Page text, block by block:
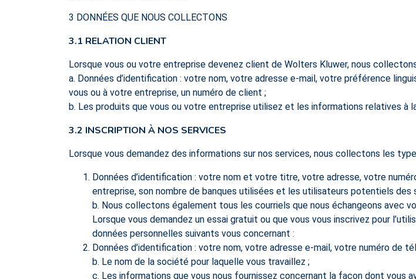
3 DONNÉES QUE NOUS COLLECTONS
3.1 RELATION CLIENT
Lorsque vous ou votre entreprise devenez client de Wolters Kluwer, nous
a. Données d’identification : votre nom, votre adresse e-mail, votre préférence
vous ou à votre entreprise, un numéro de client ;
b. Les produits que vous ou votre entreprise utilisez et les informations relatives à
3.2 INSCRIPTION À NOS SERVICES
Lorsque vous demandez des informations sur nos services, nous collectons les
Données d’identification : votre nom et votre titre, votre adresse, votre
entreprise, son nombre de banques utilisées et les utilisateurs potentiels des
b. Nous collectons également tous les courriels que nous échangeons avec
Lorsque vous demandez un essai gratuit ou que vous vous inscrivez pour
données personnelles suivants vous concernant :
Données d’identification : votre nom, votre adresse e-mail, votre numéro de
b. Le nom de la société pour laquelle vous travaillez ;
c. Les informations que vous nous fournissez concernant la façon dont vous